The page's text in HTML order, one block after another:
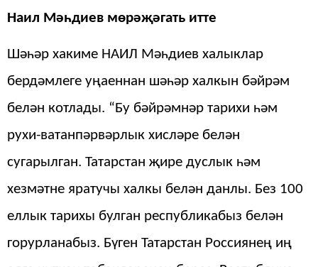
Наил Мәһдиев мөрәҗәгать итте
Шәһәр хакиме НАИЛ Мәһдиев халыклар
бердәмлеге уңаеннан шәһәр халкын бәйрәм
белән котлады. “Бу бәйрәмнәр тарихи һәм
рухи-ватанпәрвәрлык хисләре белән
сугарылган. Татарстан җире дуслык һәм
хезмәтне яратучы халкы белән данлы. Без 100
еллык тарихы булган республикабыз белән
горурланабыз. Бүген Татарстан Россиянең иң